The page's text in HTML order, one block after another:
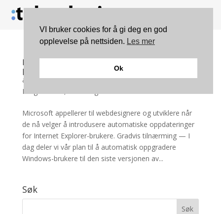
Microsoft ruller ut automatiske oppdateringer
på Internet Explorer
av Christofer Nygård|des 15, 2011|Internett,
Programvare
Microsoft appellerer til webdesignere og utviklere når
de nå velger å introdusere automatiske oppdateringer
for Internet Explorer-brukere. Gradvis tilnærming — I
dag deler vi vår plan til å automatisk oppgradere
Windows-brukere til den siste versjonen av...
Søk
VI bruker cookies for å gi deg en god
opplevelse på nettsiden. Les mer
Ok